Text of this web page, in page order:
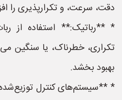
دقت، سرعت، و تکرارپذیری را
* **رباتیک:** استفاده از
تکراری، خطرناک، یا سنگین
بهبود بخشد.